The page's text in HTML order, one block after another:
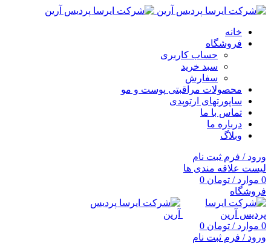
خانه
فروشگاه
حساب کاربری
سبد خرید
سفارش
محصولات مراقبتی پوست و مو
ساپورتهای ارتوپدی
تماس با ما
درباره ما
وبلاگ
ورود / فرم ثبت نام
لیست علاقه مندی ها
0 موارد / تومان
فروشگاه
0 موارد / تومان
ورود / فرم ثبت نام